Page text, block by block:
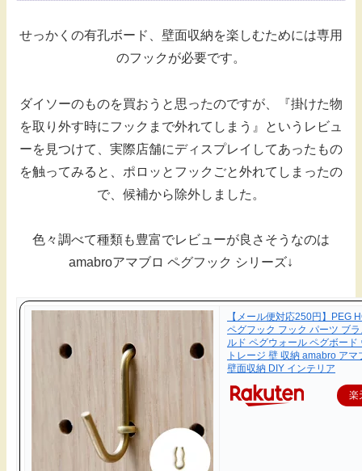
せっかくの有孔ボード、壁面収納を楽しむためには専用
のフックが必要です。
ダイソーのものを買おうと思ったのですが、『掛けた物
を取り外す時にフックまで外れてしまう』というレビュ
ーを見つけて、実際店舗にディスプレイしてあったもの
を触ってみると、ポロッとフックごと外れてしまったの
で、候補から除外しました。
色々調べて種類も豊富でレビューが良さそうなのは
amabroアマブロ ペグフック シリーズ↓
【メール便対応250円】PEG
ペグフック フック パーツ ブ
ルド ペグウォール ペグボード
トレージ 壁 収納 amabro アマ
壁面収納 DIY インテリア
楽